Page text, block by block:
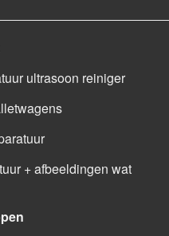
ultrasoon reiniger
+ afbeeldingen wat